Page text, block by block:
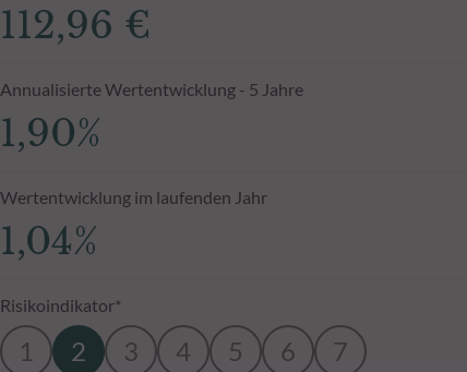
112,96 €
Annualisierte Wertentwicklung - 5 Jahre
1,90%
Wertentwicklung im laufenden Jahr
1,04%
Risikoindikator*
1 2 3 4 5 6 7